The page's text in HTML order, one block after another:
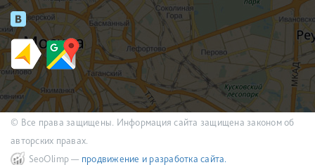
© Все права защищены. Информация сайта защищена законом об
авторских правах.
SeoOlimp — продвижение и разработка сайта.